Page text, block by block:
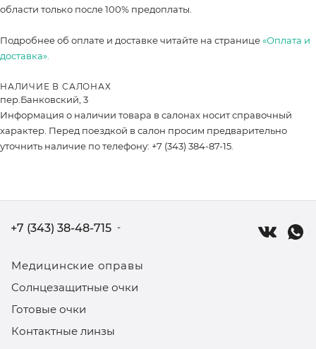
области только после 100% предоплаты.
Подробнее об оплате и доставке читайте на странице«Оплата и
доставка».
НАЛИЧИЕ В САЛОНАХ
пер.Банковский, 3
Информация о наличии товара в салонах носит справочный
характер. Перед поездкой в салон просим предварительно
уточнить наличие по телефону: +7 (343) 384-87-15.
Медицинские оправы
Солнцезащитные очки
Готовые очки
Контактные линзы
+7 (343) 38-48-715